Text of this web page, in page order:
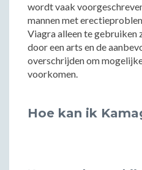
wordt vaak
mannen met
Viagra alleen te gebruiken
door een arts en de
overschrijden om
voorkomen.
Hoe kan ik